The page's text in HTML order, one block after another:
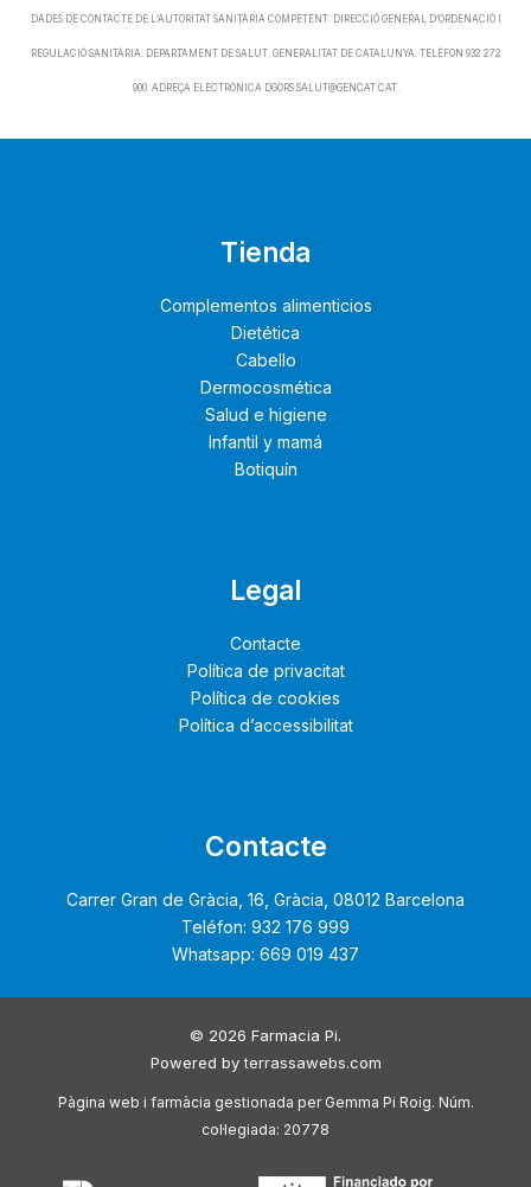
DADES DE CONTACTE DE L’AUTORITAT SANITÀRIA COMPETENT: DIRECCIÓ GENERAL D’ORDENACIÓ I
REGULACIÓ SANITÀRIA. DEPARTAMENT DE SALUT. GENERALITAT DE CATALUNYA. TELÈFON 932 272
900. ADREÇA ELECTRÒNICA DGORS.SALUT@GENCAT.CAT.
Tienda
Complementos alimenticios
Dietética
Cabello
Dermocosmética
Salud e higiene
Infantil y mamá
Botiquín
Legal
Contacte
Política de privacitat
Política de cookies
Política d’accessibilitat
Contacte
Carrer Gran de Gràcia, 16, Gràcia, 08012 Barcelona
Teléfon: 932 176 999
Whatsapp: 669 019 437
© 2026 Farmacia Pi.
Powered byterrassawebs.com
Pàgina web i farmàcia gestionada per Gemma Pi Roig. Núm.
col·legiada: 20778